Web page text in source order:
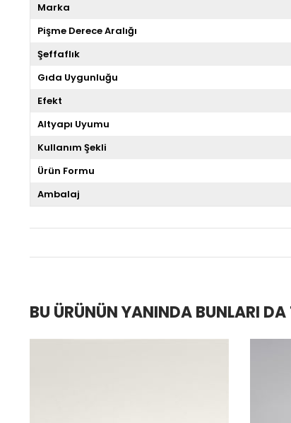
Marka
Pişme Derece Aralığı
Şeffaflık
Gıda Uygunluğu
Efekt
Altyapı Uyumu
Kullanım Şekli
Ürün Formu
Ambalaj
BU ÜRÜNÜN YANINDA BUNLARI